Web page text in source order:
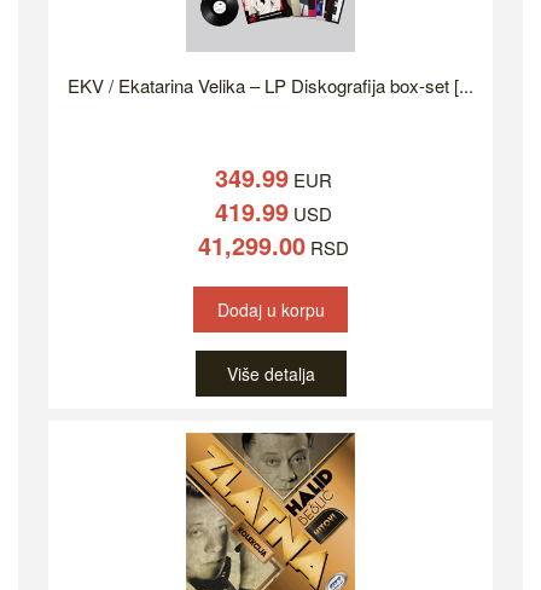
EKV / Ekatarina Velika – LP Diskografija box-set [...
349.99 EUR
419.99 USD
41,299.00 RSD
Dodaj u korpu
Više detalja